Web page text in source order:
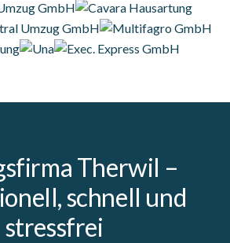
Therwil –
schnell und
stressfrei